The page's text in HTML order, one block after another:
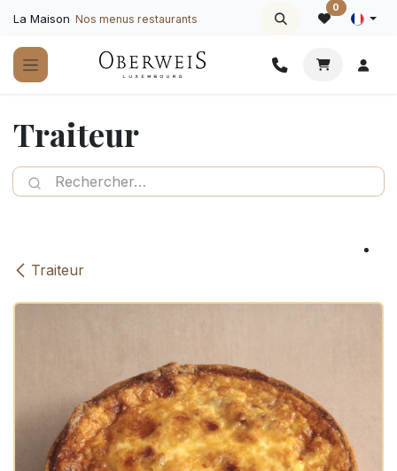
La Maison Nos menus restaurants
0
Traiteur
Traiteur